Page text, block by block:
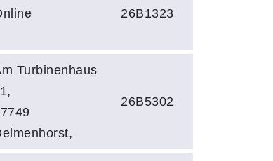
26B1323
Turbinenhaus
26B5302